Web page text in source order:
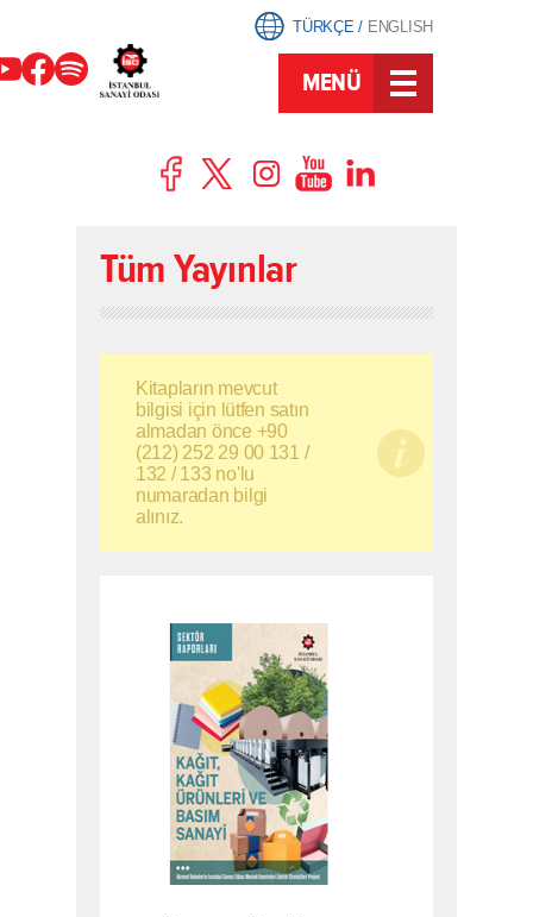
TÜRKÇE/ ENGLISH
MENÜ
Tüm Yayınlar
Kitapların mevcut
bilgisi için lütfen satın
almadan önce +90
(212) 252 29 00 131 /
132 / 133 no'lu
numaradan bilgi
alınız.